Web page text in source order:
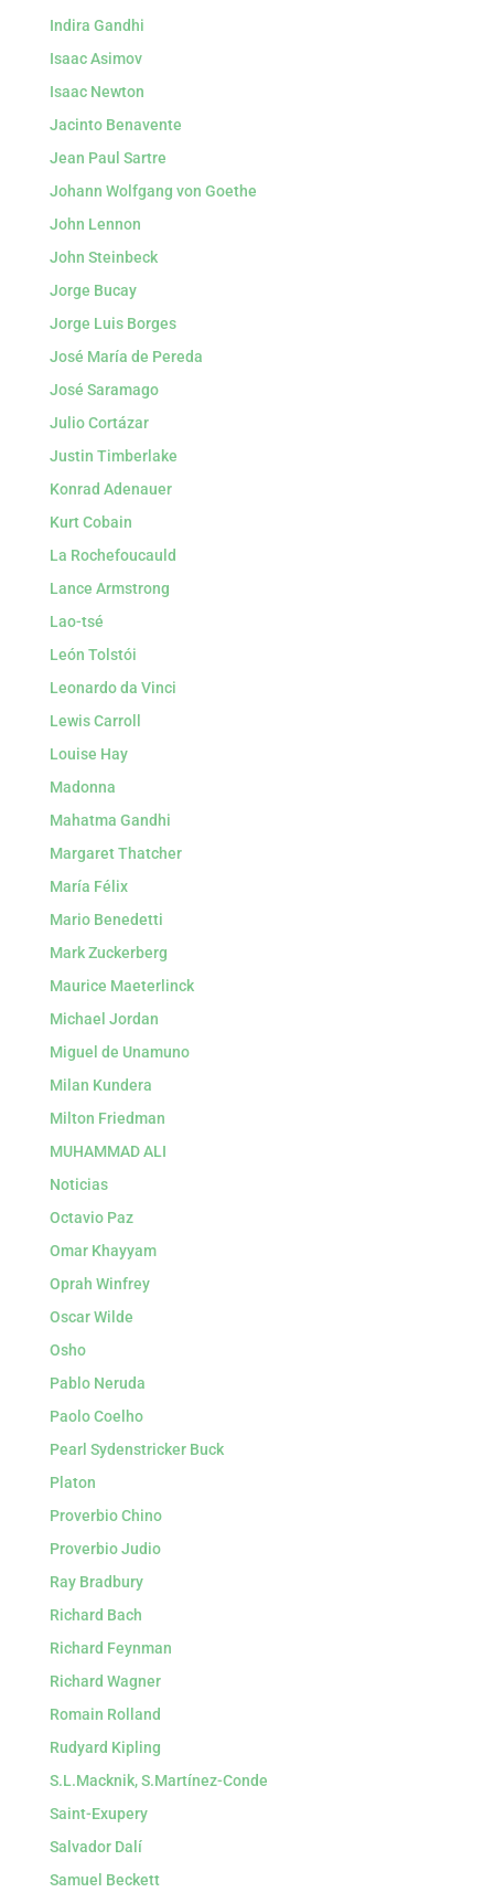
Indira Gandhi
Isaac Asimov
Isaac Newton
Jacinto Benavente
Jean Paul Sartre
Johann Wolfgang von Goethe
John Lennon
John Steinbeck
Jorge Bucay
Jorge Luis Borges
José María de Pereda
José Saramago
Julio Cortázar
Justin Timberlake
Konrad Adenauer
Kurt Cobain
La Rochefoucauld
Lance Armstrong
Lao-tsé
León Tolstói
Leonardo da Vinci
Lewis Carroll
Louise Hay
Madonna
Mahatma Gandhi
Margaret Thatcher
María Félix
Mario Benedetti
Mark Zuckerberg
Maurice Maeterlinck
Michael Jordan
Miguel de Unamuno
Milan Kundera
Milton Friedman
MUHAMMAD ALI
Noticias
Octavio Paz
Omar Khayyam
Oprah Winfrey
Oscar Wilde
Osho
Pablo Neruda
Paolo Coelho
Pearl Sydenstricker Buck
Platon
Proverbio Chino
Proverbio Judio
Ray Bradbury
Richard Bach
Richard Feynman
Richard Wagner
Romain Rolland
Rudyard Kipling
S.L.Macknik, S.Martínez-Conde
Saint-Exupery
Salvador Dalí
Samuel Beckett